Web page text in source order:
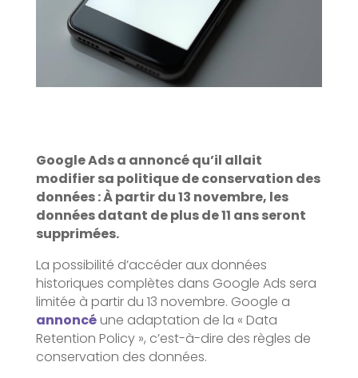
Google Ads a annoncé qu’il allait
modifier sa politique de conservation des
données : À partir du 13 novembre, les
données datant de plus de 11 ans seront
supprimées.
La possibilité d’accéder aux données
historiques complètes dans Google Ads sera
limitée à partir du 13 novembre. Google a
annoncéune adaptation de la « Data
Retention Policy », c’est-à-dire des règles de
conservation des données.